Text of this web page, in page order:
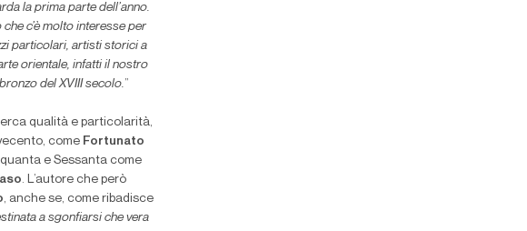
la prima parte dell’anno.
c’è molto interesse per
particolari, artisti storici a
orientale, infatti il nostro
del XVIII secolo.”
qualità e particolarità,
come Fortunato
e Sessanta come
. L’autore che però
, anche se, come ribadisce
a sgonfiarsi che vera